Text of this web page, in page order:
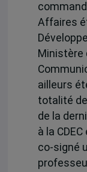
Affaires
Ministère
ailleurs
totalité
de la
à la
co-signé